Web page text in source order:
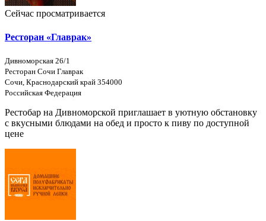
Сейчас просматривается
Ресторан «Главрак»
Дивноморская 26/1
Ресторан Сочи Главрак
Сочи, Краснодарский край 354000
Российская Федерация
Рестобар на Дивноморской приглашает в уютную обстановку
с вкусными блюдами на обед и просто к пиву по доступной
цене